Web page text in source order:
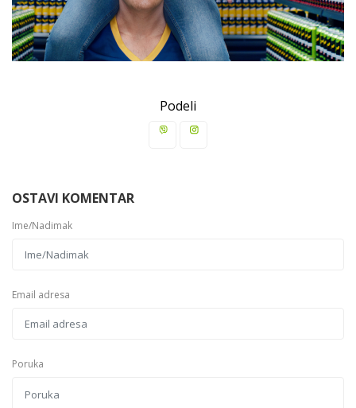
Podeli
OSTAVI KOMENTAR
Ime/Nadimak
Email adresa
Poruka